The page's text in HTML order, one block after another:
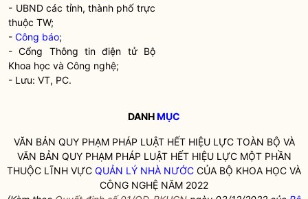
- UBND các tỉnh, thành phố trực
thuộc TW;
-Công báo;
- Cổng Thông tin điện tử Bộ
Khoa học và Công nghệ;
- Lưu: VT, PC.
DANHMỤC
VĂN BẢN QUY PHẠM PHÁP LUẬTHẾT HIỆU LỰC TOÀN BỘ VÀ
VĂN BẢN QUY PHẠM PHÁP LUẬTHẾT HIỆU LỰC MỘT PHẦN
THUỘC LĨNH VỰC QUẢN LÝ NHÀ NƯỚC CỦA BỘ KHOA HỌC VÀ
CÔNG NGHỆ NĂM 2022